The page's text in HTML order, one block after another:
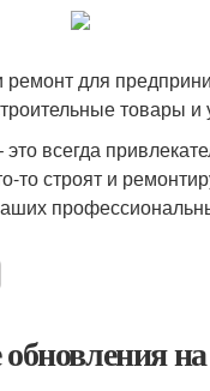
ремонт для
товары и
это всегда
то строят и